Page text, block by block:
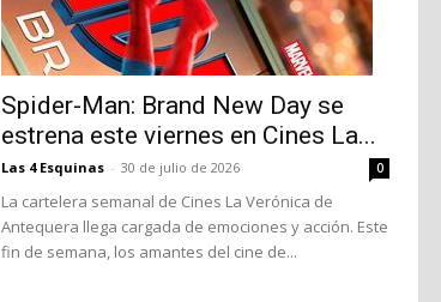
Spider-Man: Brand New Day se
estrena este viernes en Cines La...
Las 4 Esquinas - 30 de julio de 2026 0
La cartelera semanal de Cines La Verónica de
Antequera llega cargada de emociones y acción. Este
fin de semana, los amantes del cine de...